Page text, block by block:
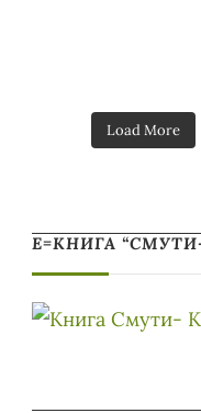
Load More
Е=КНИГА